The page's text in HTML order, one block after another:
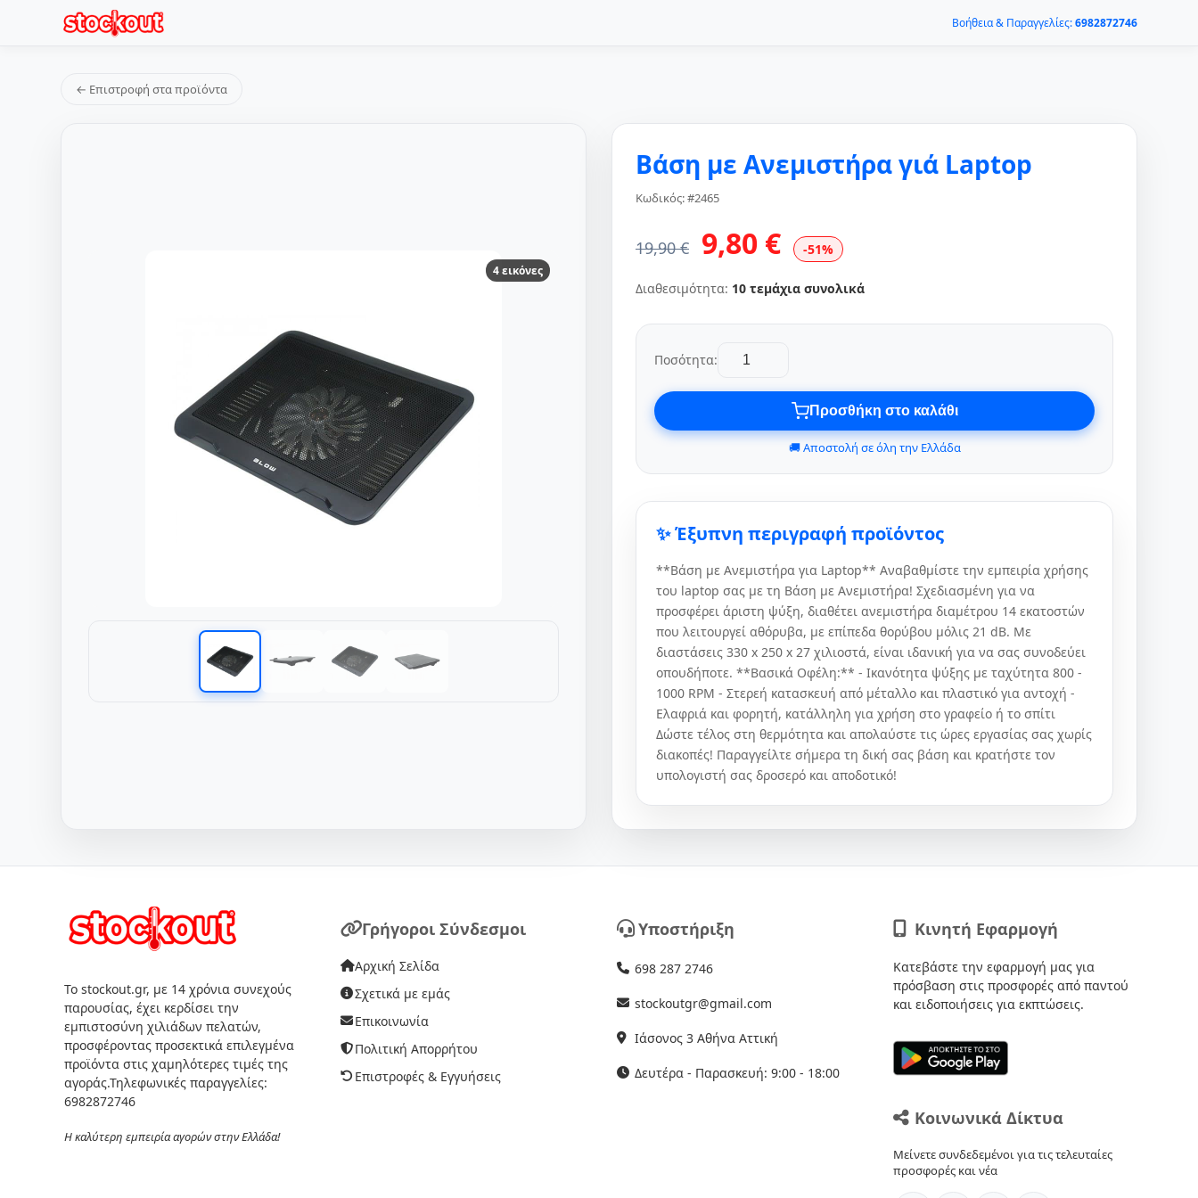
Βοήθεια & Παραγγελίες:6982872746
← Επιστροφή στα προϊόντα
4 εικόνες
Βάση με Ανεμιστήρα γιά Laptop
Κωδικός: #2465
19,90 € 9,80 € -51%
Διαθεσιμότητα: 10 τεμάχια συνολικά
Ποσότητα:
Προσθήκη στο καλάθι
🚚 Αποστολή σε όλη την Ελλάδα
✨ Έξυπνη περιγραφή προϊόντος
**Βάση με Ανεμιστήρα για Laptop** Αναβαθμίστε την εμπειρία χρήσης
του laptop σας με τη Βάση με Ανεμιστήρα! Σχεδιασμένη για να
προσφέρει άριστη ψύξη, διαθέτει ανεμιστήρα διαμέτρου 14 εκατοστών
που λειτουργεί αθόρυβα, με επίπεδα θορύβου μόλις 21 dB. Με
διαστάσεις 330 x 250 x 27 χιλιοστά, είναι ιδανική για να σας συνοδεύει
οπουδήποτε. **Βασικά Οφέλη:** - Ικανότητα ψύξης με ταχύτητα 800 -
1000 RPM - Στερεή κατασκευή από μέταλλο και πλαστικό για αντοχή -
Ελαφριά και φορητή, κατάλληλη για χρήση στο γραφείο ή το σπίτι
Δώστε τέλος στη θερμότητα και απολαύστε τις ώρες εργασίας σας χωρίς
διακοπές! Παραγγείλτε σήμερα τη δική σας βάση και κρατήστε τον
υπολογιστή σας δροσερό και αποδοτικό!
Το stockout.gr, με 14 χρόνια συνεχούς
παρουσίας, έχει κερδίσει την
εμπιστοσύνη χιλιάδων πελατών,
προσφέροντας προσεκτικά επιλεγμένα
προϊόντα στις χαμηλότερες τιμές της
αγοράς.Τηλεφωνικές παραγγελίες:
6982872746
Η καλύτερη εμπειρία αγορών στην Ελλάδα!
Γρήγοροι Σύνδεσμοι
Αρχική Σελίδα
Σχετικά με εμάς
Επικοινωνία
Πολιτική Απορρήτου
Επιστροφές & Εγγυήσεις
Υποστήριξη
698 287 2746
stockoutgr@gmail.com
Ιάσονος 3 Αθήνα Αττική
Δευτέρα - Παρασκευή: 9:00 - 18:00
Κινητή Εφαρμογή
Κατεβάστε την εφαρμογή μας για
πρόσβαση στις προσφορές από παντού
και ειδοποιήσεις για εκπτώσεις.
Κοινωνικά Δίκτυα
Μείνετε συνδεδεμένοι για τις τελευταίες
προσφορές και νέα